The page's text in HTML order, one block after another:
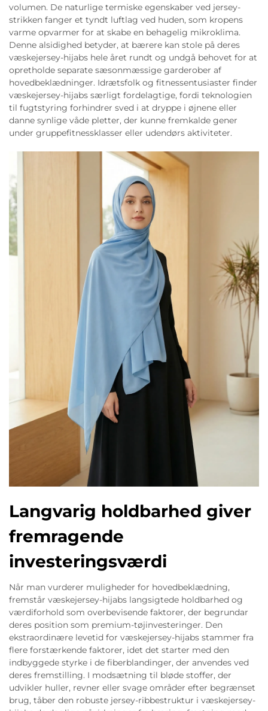
volumen. De naturlige termiske egenskaber ved jersey-
strikken fanger et tyndt luftlag ved huden, som kropens
varme opvarmer for at skabe en behagelig mikroklima.
Denne alsidighed betyder, at bærere kan stole på deres
væskejersey-hijabs hele året rundt og undgå behovet for at
opretholde separate sæsonmæssige garderober af
hovedbeklædninger. Idrætsfolk og fitnessentusiaster finder
væskejersey-hijabs særligt fordelagtige, fordi teknologien
til fugtstyring forhindrer sved i at dryppe i øjnene eller
danne synlige våde pletter, der kunne fremkalde gener
under gruppefitnessklasser eller udendørs aktiviteter.
Langvarig holdbarhed giver
fremragende
investeringsværdi
Når man vurderer muligheder for hovedbeklædning,
fremstår væskejersey-hijabs langsigtede holdbarhed og
værdiforhold som overbevisende faktorer, der begrundar
deres position som premium-tøjinvesteringer. Den
ekstraordinære levetid for væskejersey-hijabs stammer fra
flere forstærkende faktorer, idet det starter med den
indbyggede styrke i de fiberblandinger, der anvendes ved
deres fremstilling. I modsætning til bløde stoffer, der
udvikler huller, revner eller svage områder efter begrænset
brug, tåber den robuste jersey-ribbestruktur i væskejersey-